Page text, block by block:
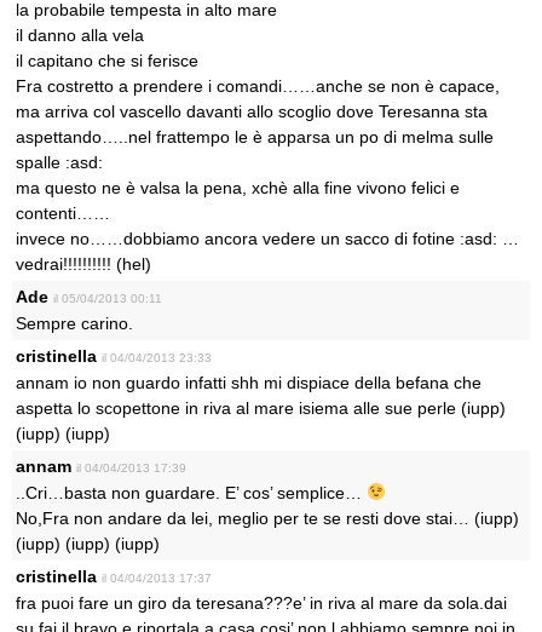
la probabile tempesta in alto mare
il danno alla vela
il capitano che si ferisce
Fra costretto a prendere i comandi……anche se non è capace,
ma arriva col vascello davanti allo scoglio dove Teresanna sta
aspettando…..nel frattempo le è apparsa un po di melma sulle
spalle :asd:
ma questo ne è valsa la pena, xchè alla fine vivono felici e
contenti……
invece no……dobbiamo ancora vedere un sacco di fotine :asd: …
vedrai!!!!!!!!!! (hel)
Ade il 05/04/2013 00:11
Sempre carino.
cristinella il 04/04/2013 23:33
annam io non guardo infatti shh mi dispiace della befana che
aspetta lo scopettone in riva al mare isiema alle sue perle (iupp)
(iupp) (iupp)
annam il 04/04/2013 17:39
..Cri…basta non guardare. E’ cos’ semplice…
No,Fra non andare da lei, meglio per te se resti dove stai… (iupp)
(iupp) (iupp) (iupp)
cristinella il 04/04/2013 17:37
fra puoi fare un giro da teresana???e’ in riva al mare da sola.dai